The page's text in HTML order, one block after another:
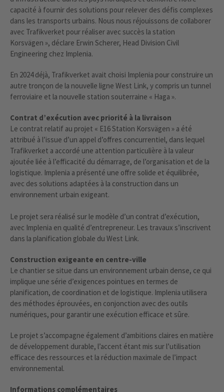
capacité à fournir des solutions pour relever des défis complexes
dans les transports urbains. Nous nous réjouissons de collaborer
avec Trafikverket pour réaliser avec succès la station
Korsvägen », déclare Erwin Scherer, Head Division Civil
Engineering chez Implenia.
En 2024 déjà, Trafikverket avait choisi Implenia pour construire un
autre tronçon de la nouvelle ligne West Link, y compris un tunnel
ferroviaire et la nouvelle station souterraine « Haga ».
Contrat d’exécution avec priorité à la livraison
Le contrat relatif au projet « E16 Station Korsvägen » a été
attribué à l’issue d’un appel d’offres concurrentiel, dans lequel
Trafikverket a accordé une attention particulière à la valeur
ajoutée liée à l’efficacité du démarrage, de l’organisation et de la
logistique. Implenia a présenté une offre solide et équilibrée,
avec des solutions adaptées à la construction dans un
environnement urbain exigeant.
Le projet sera réalisé sur le modèle d’un contrat d’exécution,
avec Implenia en qualité d’entrepreneur. Les travaux s’inscrivent
dans la planification globale du West Link.
Construction exigeante en centre-ville
Le chantier se situe dans un environnement urbain dense, ce qui
implique une série d’exigences pointues en termes de
planification, de coordination et de logistique. Implenia utilisera
des méthodes éprouvées, en conjonction avec des outils
numériques, pour garantir une exécution efficace et sûre.
Le projet s’accompagne également d’ambitions claires en matière
de développement durable, l’accent étant mis sur l’utilisation
efficace des ressources et la réduction maximale de l’impact
environnemental.
Informations complémentaires